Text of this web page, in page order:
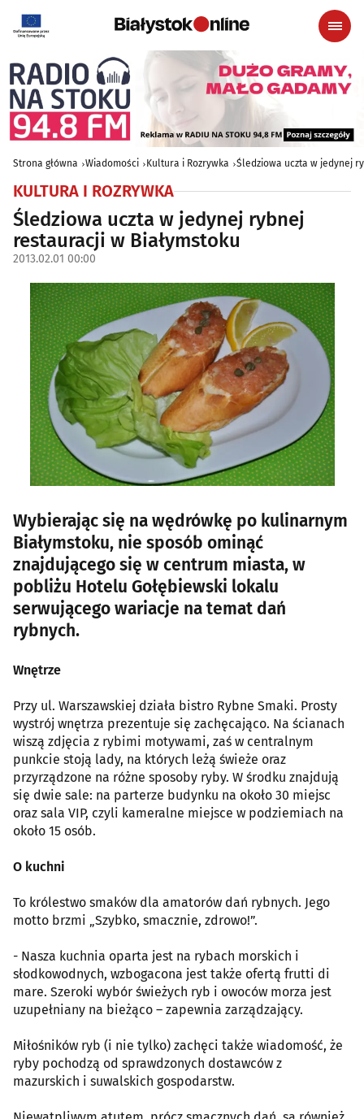
Strona główna Wiadomości Kultura i Rozrywka Śledziowa uczta w jedynej
KULTURA I ROZRYWKA
Śledziowa uczta w jedynej rybnej
restauracji w Białymstoku
2013.02.01 00:00
Wybierając się na wędrówkę po kulinarnym
Białymstoku, nie sposób ominąć
znajdującego się w centrum miasta, w
pobliżu Hotelu Gołębiewski lokalu
serwującego wariacje na temat dań
rybnych.
Wnętrze
Przy ul. Warszawskiej działa bistro Rybne Smaki. Prosty
wystrój wnętrza prezentuje się zachęcająco. Na ścianach
wiszą zdjęcia z rybimi motywami, zaś w centralnym
punkcie stoją lady, na których leżą świeże oraz
przyrządzone na różne sposoby ryby. W środku znajdują
się dwie sale: na parterze budynku na około 30 miejsc
oraz sala VIP, czyli kameralne miejsce w podziemiach na
około 15 osób.
O kuchni
To królestwo smaków dla amatorów dań rybnych. Jego
motto brzmi „Szybko, smacznie, zdrowo!”.
- Nasza kuchnia oparta jest na rybach morskich i
słodkowodnych, wzbogacona jest także ofertą frutti di
mare. Szeroki wybór świeżych ryb i owoców morza jest
uzupełniany na bieżąco – zapewnia zarządzający.
Miłośników ryb (i nie tylko) zachęci także wiadomość, że
ryby pochodzą od sprawdzonych dostawców z
mazurskich i suwalskich gospodarstw.